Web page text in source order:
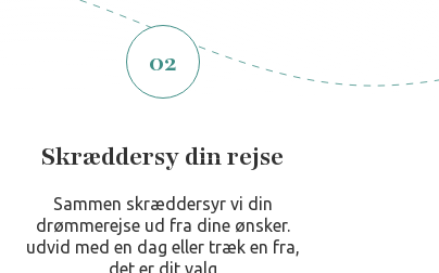
02
Skræddersy din rejse
Sammen skræddersyr vi din
drømmerejse ud fra dine ønsker.
udvid med en dag eller træk en fra,
det er dit valg